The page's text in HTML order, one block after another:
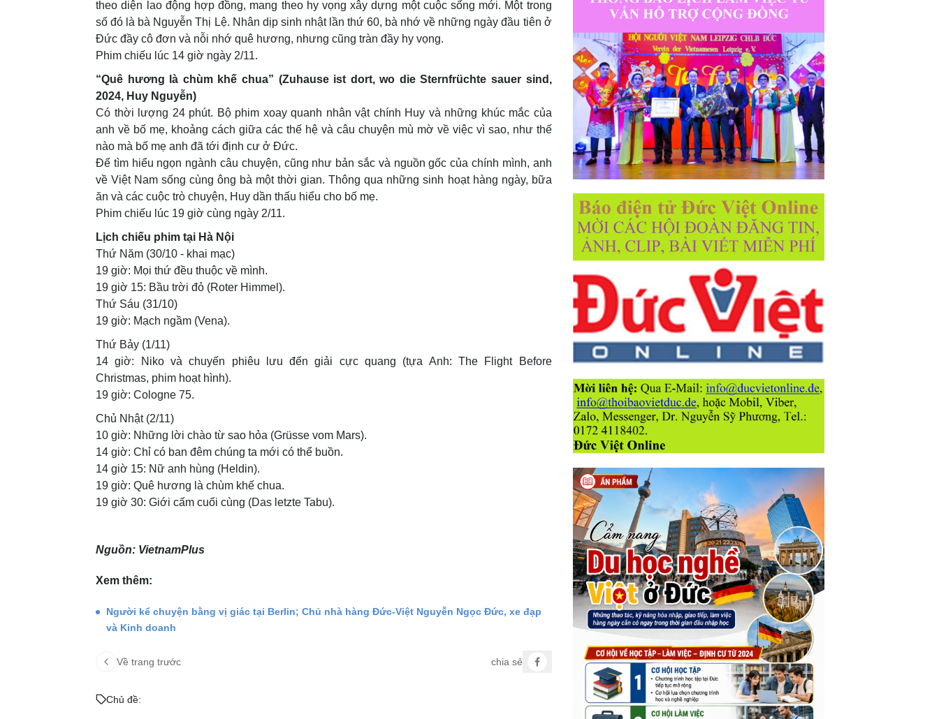
theo diện lao động hợp đồng, mang theo hy vọng xây dựng một cuộc sống mới. Một trong
số đó là bà Nguyễn Thị Lệ. Nhân dịp sinh nhật lần thứ 60, bà nhớ về những ngày đầu tiên ở
Đức đầy cô đơn và nỗi nhớ quê hương, nhưng cũng tràn đầy hy vọng.
Phim chiếu lúc 14 giờ ngày 2/11.
“Quê hương là chùm khế chua” (Zuhause ist dort, wo die Sternfrüchte sauer sind,
2024, Huy Nguyễn)
Có thời lượng 24 phút. Bộ phim xoay quanh nhân vật chính Huy và những khúc mắc của
anh về bố mẹ, khoảng cách giữa các thế hệ và câu chuyện mù mờ về việc vì sao, như thế
nào mà bố mẹ anh đã tới định cư ở Đức.
Để tìm hiểu ngọn ngành câu chuyện, cũng như bản sắc và nguồn gốc của chính mình, anh
về Việt Nam sống cùng ông bà một thời gian. Thông qua những sinh hoạt hàng ngày, bữa
ăn và các cuộc trò chuyện, Huy dần thấu hiểu cho bố mẹ.
Phim chiếu lúc 19 giờ cùng ngày 2/11.
Lịch chiếu phim tại Hà Nội
Thứ Năm (30/10 - khai mạc)
19 giờ: Mọi thứ đều thuộc về mình.
19 giờ 15: Bầu trời đỏ (Roter Himmel).
Thứ Sáu (31/10)
19 giờ: Mạch ngầm (Vena).
Thứ Bảy (1/11)
14 giờ: Niko và chuyến phiêu lưu đến giải cực quang (tựa Anh: The Flight Before
Christmas, phim hoạt hình).
19 giờ: Cologne 75.
Chủ Nhật (2/11)
10 giờ: Những lời chào từ sao hỏa (Grüsse vom Mars).
14 giờ: Chỉ có ban đêm chúng ta mới có thể buồn.
14 giờ 15: Nữ anh hùng (Heldin).
19 giờ: Quê hương là chùm khế chua.
19 giờ 30: Giới cấm cuối cùng (Das letzte Tabu).
Nguồn: VietnamPlus
Xem thêm:
Người kể chuyện bằng vị giác tại Berlin; Chủ nhà hàng Đức-Việt Nguyễn Ngọc Đức, xe đạp
và Kinh doanh
Về trang trước chia sẻ
Chủ đề: